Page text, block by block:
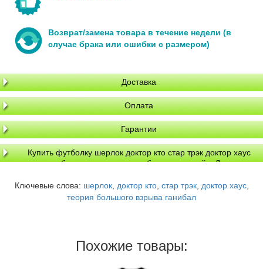
Возврат/замена товара в течение недели (в
случае брака или ошибки с размером)
Доставка
Оплата
Гарантии
Купить футболку шерлок доктор кто стар трэк доктор хаус
теория большого взрыва ганибал на красной в Днепре,
Ключевые слова: шерлок, доктор кто, стар трэк, доктор хаус,
теория большого взрыва ганибал
Похожие товары: